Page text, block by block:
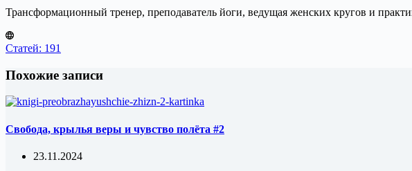
Трансформационный тренер, преподаватель йоги, ведущая женских кругов и
Статей: 191
Похожие записи
Свобода, крылья веры и чувство полёта #2
23.11.2024